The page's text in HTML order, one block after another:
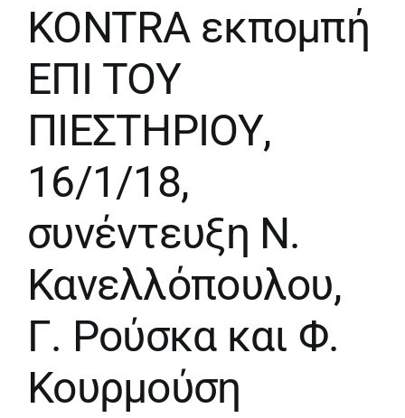
KONTRA εκπομπή
ΕΠΙ ΤΟΥ
ΠΙΕΣΤΗΡΙΟΥ,
16/1/18,
συνέντευξη Ν.
Κανελλόπουλου,
Γ. Ρούσκα και Φ.
Κουρμούση